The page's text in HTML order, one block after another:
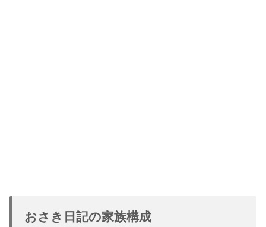
おさき日記の家族構成